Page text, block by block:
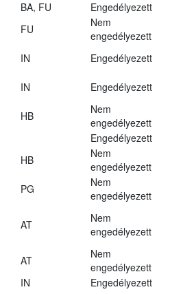
BA, FU
Engedélyezett
FU
Nem
engedélyezett
IN
Engedélyezett
IN Engedélyezett
HB
Nem
engedélyezett
Engedélyezett
HB
Nem
engedélyezett
PG
Nem
engedélyezett
AT
Nem
engedélyezett
AT
Nem
engedélyezett
IN
Engedélyezett